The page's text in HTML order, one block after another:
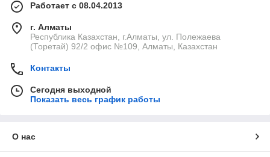
Работает с 08.04.2013
г. Алматы
Республика Казахстан, г.Алматы, ул. Полежаева
(Торетай) 92/2 офис №109, Алматы, Казахстан
Контакты
Сегодня выходной
Показать весь график работы
О нас